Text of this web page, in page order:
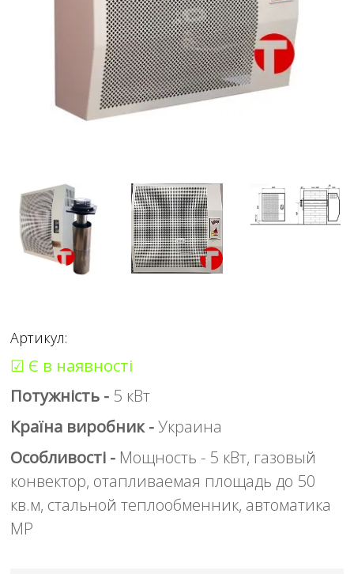
Артикул:
☑ Є в наявності
Потужність - 5 кВт
Країна виробник -Украина
Особливості - Мощность - 5 кВт, газовый
конвектор, отапливаемая площадь до 50
кв.м, стальной теплообменник, автоматика
МР